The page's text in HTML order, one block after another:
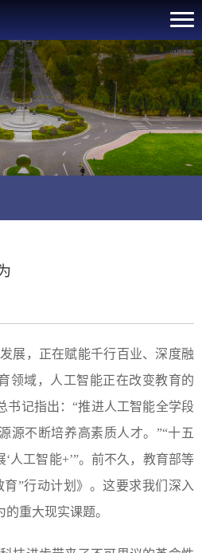
展，正在赋能千行百业、深度融
领域，人工智能正在改变教育的
书记指出：“推进人工智能全学段
源不断培养高素质人才。”“十五
人工智能+’”。前不久，教育部等
”行动计划》。这要求我们深入
重大现实课题。